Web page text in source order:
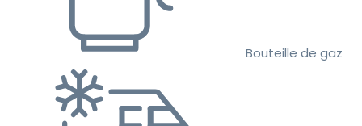
Bouteille de gaz